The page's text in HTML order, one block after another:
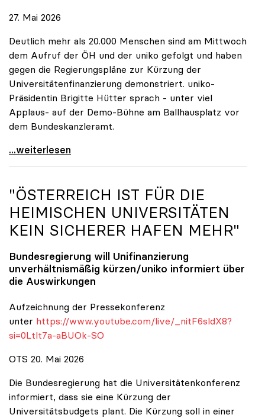
27. Mai 2026
Deutlich mehr als 20.000 Menschen sind am Mittwoch
dem Aufruf der ÖH und der uniko gefolgt und haben
gegen die Regierungspläne zur Kürzung der
Universitätenfinanzierung demonstriert. uniko-
Präsidentin Brigitte Hütter sprach - unter viel
Applaus- auf der Demo-Bühne am Ballhausplatz vor
dem Bundeskanzleramt.
\"Wir nehmen es nicht hin\": Rede von
...weiterlesen
"ÖSTERREICH IST FÜR DIE
HEIMISCHEN UNIVERSITÄTEN
KEIN SICHERER HAFEN MEHR"
Bundesregierung will Unifinanzierung
unverhältnismäßig kürzen/uniko informiert über
die Auswirkungen
Aufzeichnung der Pressekonferenz
unter https://www.youtube.com/live/_nitF6sldX8?
si=0Ltlt7a-aBUOk-SO
OTS 20. Mai 2026
Die Bundesregierung hat die Universitätenkonferenz
informiert, dass sie eine Kürzung der
Universitätsbudgets plant. Die Kürzung soll in einer